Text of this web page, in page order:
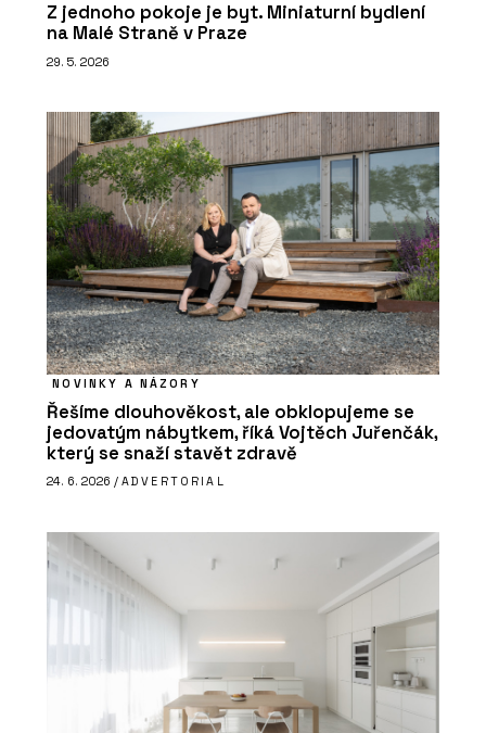
Z jednoho pokoje je byt. Miniaturní bydlení
na Malé Straně v Praze
29. 5. 2026
NOVINKY A NÁZORY
Řešíme dlouhověkost, ale obklopujeme se
jedovatým nábytkem, říká Vojtěch Juřenčák,
který se snaží stavět zdravě
24. 6. 2026 / ADVERTORIAL